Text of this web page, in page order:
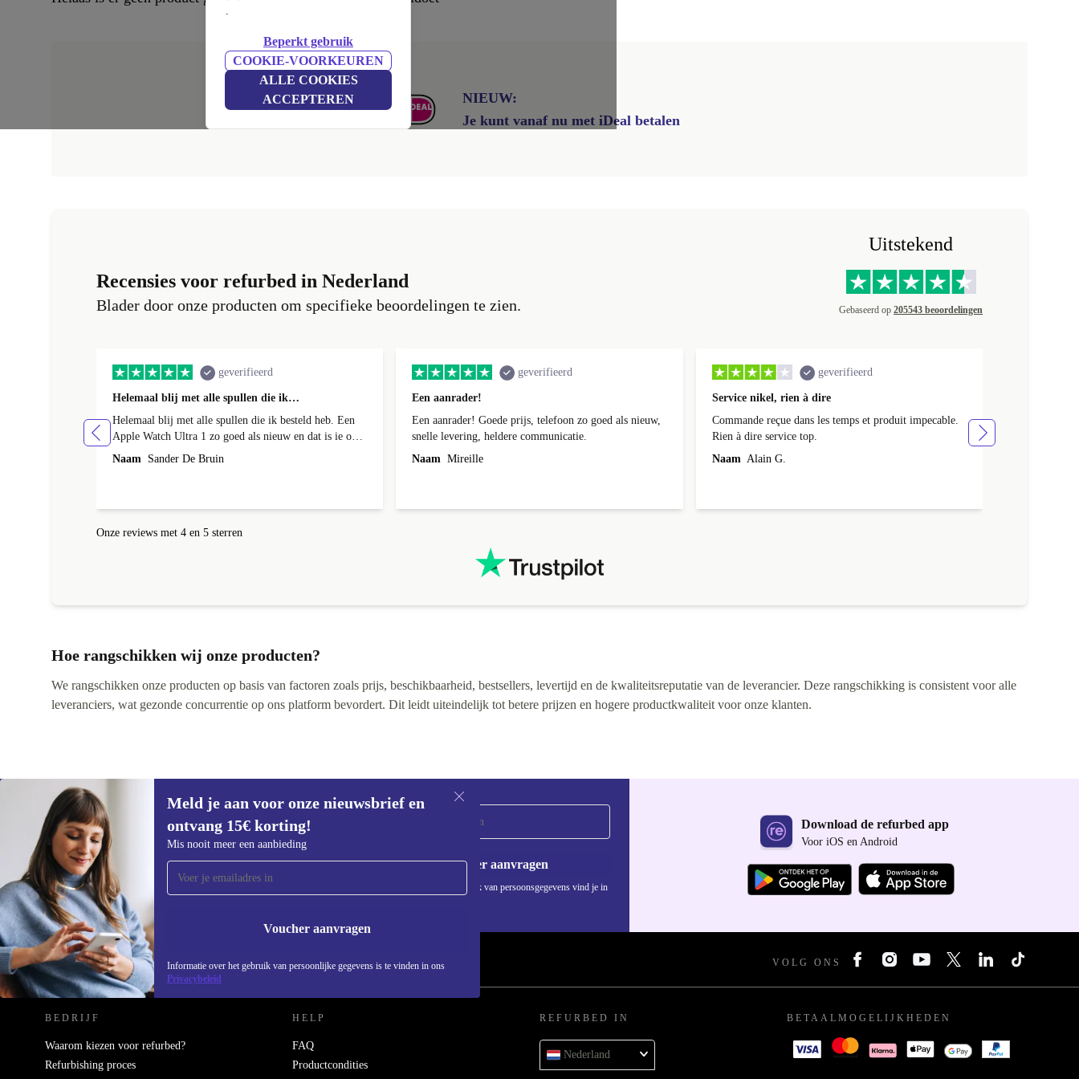
.
Beperkt gebruik
COOKIE-VOORKEUREN
ALLE COOKIES
ACCEPTEREN
NIEUW:
Je kunt vanaf nu met iDeal betalen
Recensies voor refurbed in Nederland
Blader door onze producten om specifieke beoordelingen te zien.
Uitstekend
Gebaseerd op 205543 beoordelingen
geverifieerd
Helemaal blij met alle spullen die ik…
Helemaal blij met alle spullen die ik besteld heb. Een
Apple Watch Ultra 1 zo goed als nieuw en dat is ie ook
echt. Batterij helemaal in orde en de behuizing had een
onderscheiden van een gloednieuwe uit de verpakking.
Naam Sander De Bruin
geverifieerd
Een aanrader!
Een aanrader! Goede prijs, telefoon zo goed als nieuw,
snelle levering, heldere communicatie.
Naam Mireille
geverifieerd
Service nikel, rien à dire
Commande reçue dans les temps et produit impecable.
Rien à dire service top.
Naam Alain G.
Onze reviews met 4 en 5 sterren
Hoe rangschikken wij onze producten?
We rangschikken onze producten op basis van factoren zoals prijs, beschikbaarheid, bestsellers, levertijd en de kwaliteitsreputatie van de leverancier. Deze rangschikking is consistent voor alle
leveranciers, wat gezonde concurrentie op ons platform bevordert. Dit leidt uiteindelijk tot betere prijzen en hogere productkwaliteit voor onze klanten.
Meld je aan voor onze nieuwsbrief en
ontvang 15€ korting!
Mis nooit meer een aanbieding
Voucher aanvragen
Informatie over het gebruik van persoonlijke gegevens is te vinden in ons
Privacybeleid
Meld je aan voor onze nieuwsbrief en
ontvang €15 korting!
Mis nooit meer een aanbieding.
Voucher aanvragen
Informatie over het gebruik van persoonsgegevens vind je in
Download de refurbed app
Voor iOS en Android
REFURBED NEDERLAND - RETHINK NEW. VOLG ONS
BEDRIJF
Waarom kiezen voor refurbed?
Refurbishing proces
HELP
FAQ
Productcondities
REFURBED IN
Nederland
BETAALMOGELIJKHEDEN